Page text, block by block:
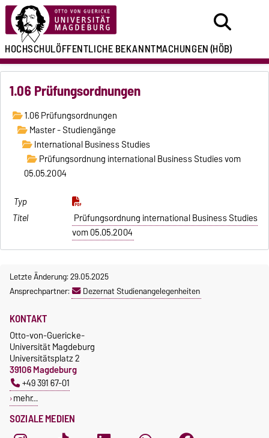
HOCHSCHULÖFFENTLICHEBEKANNTMACHUNGEN(HÖB)
1.06 Prüfungsordnungen
1.06 Prüfungsordnungen
Master - Studiengänge
International Business Studies
Prüfungsordnung international Business Studies vom
05.05.2004
Prüfungsordnung international Business Studies
vom 05.05.2004
Letzte Änderung: 29.05.2025
Ansprechpartner:
Dezernat Studienangelegenheiten
SOZIALE MEDIEN
KONTAKT
Otto-von-Guericke-
Universität Magdeburg
Universitätsplatz 2
39106 Magdeburg
+49 391 67-01
mehr…